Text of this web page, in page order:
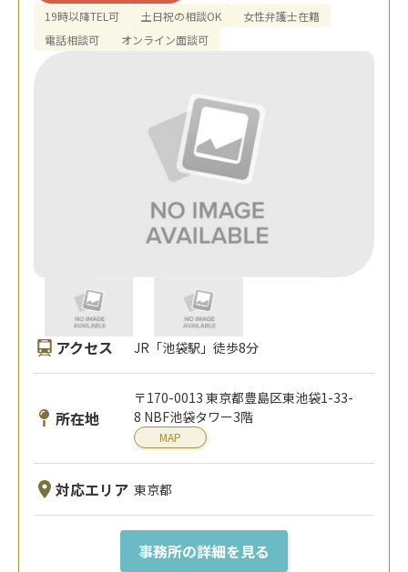
19時以降TEL可 土日祝の相談OK
女性弁護士在籍
電話相談可
オンライン面談可
アクセス JR「池袋駅」徒歩8分
所在地
〒170-0013 東京都豊島区東池袋1-33-
8 NBF池袋タワー3階
MAP
対応エリア 東京都
事務所の詳細を見る